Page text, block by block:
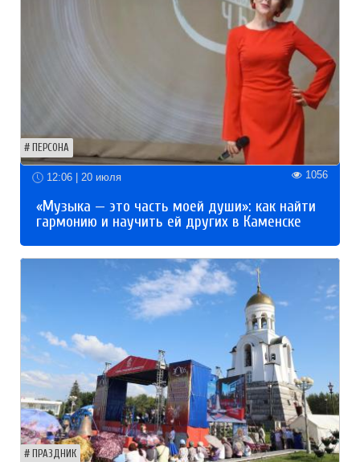
ПЕРСОНА
12:06 | 20 июля 1056
«Музыка — это часть моей души»: как найти
гармонию и научить ей других в Каменске
ПРАЗДНИК